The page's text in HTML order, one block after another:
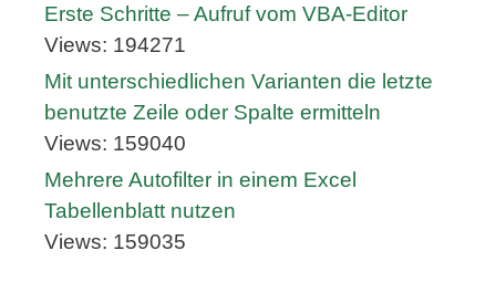
Erste Schritte – Aufruf vom VBA-Editor
Views: 194271
Mit unterschiedlichen Varianten die letzte
benutzte Zeile oder Spalte ermitteln
Views: 159040
Mehrere Autofilter in einem Excel
Tabellenblatt nutzen
Views: 159035